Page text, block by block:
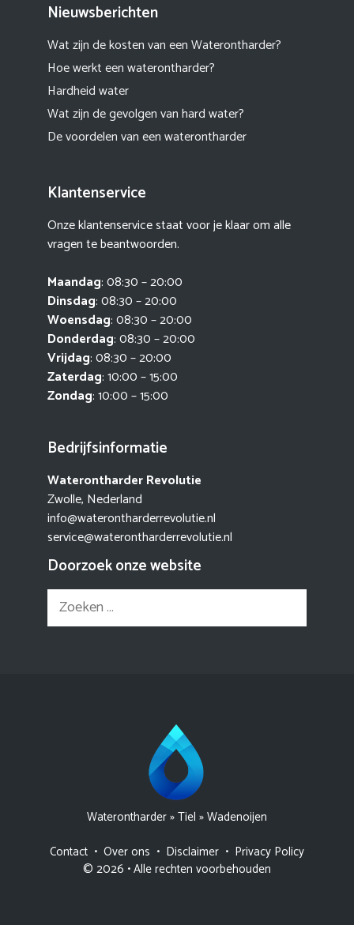
Nieuwsberichten
Wat zijn de kosten van een Waterontharder?
Hoe werkt een waterontharder?
Hardheid water
Wat zijn de gevolgen van hard water?
De voordelen van een waterontharder
Klantenservice
Onze klantenservice staat voor je klaar om alle
vragen te beantwoorden.
Maandag: 08:30 – 20:00
Dinsdag: 08:30 – 20:00
Woensdag: 08:30 – 20:00
Donderdag: 08:30 – 20:00
Vrijdag: 08:30 – 20:00
Zaterdag: 10:00 – 15:00
Zondag: 10:00 – 15:00
Bedrijfsinformatie
Waterontharder Revolutie
Zwolle, Nederland
info@waterontharderrevolutie.nl
service@waterontharderrevolutie.nl
Doorzoek onze website
Zoek
naar:
Waterontharder»Tiel »Wadenoijen
Contact • Over ons • Disclaimer • Privacy Policy
© 2026 • Alle rechten voorbehouden